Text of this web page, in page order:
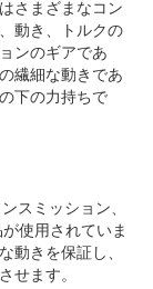
さまざまなコン
動き、トルクの
ンのギアであ
繊細な動きであ
下の力持ちで
スミッション、
使用されていま
動きを保証し、
せます。